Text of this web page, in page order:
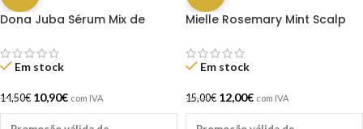
Dona Juba Sérum Mix de
100ml
Em stock
14,50€ 10,90€ com IVA
Mielle Rosemary Mint Scalp
59ML
Em stock
15,00€ 12,00€ com IVA